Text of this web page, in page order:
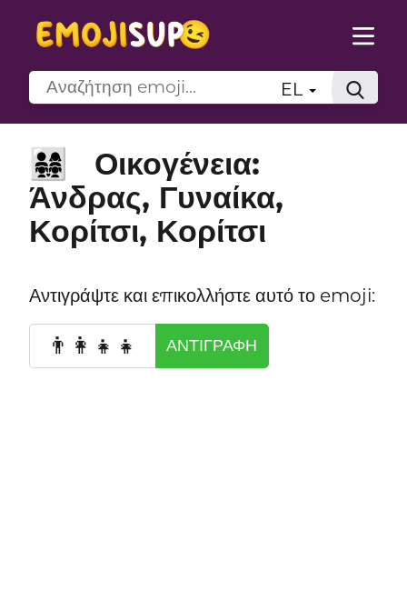
EL
👨‍👩‍👧‍👧
Οικογένεια:
Άνδρας, Γυναίκα,
Κορίτσι, Κορίτσι
Αντιγράψτε και επικολλήστε αυτό το emoji:
👨‍👩‍👧‍👧 ΑΝΤΙΓΡΑΦΉ